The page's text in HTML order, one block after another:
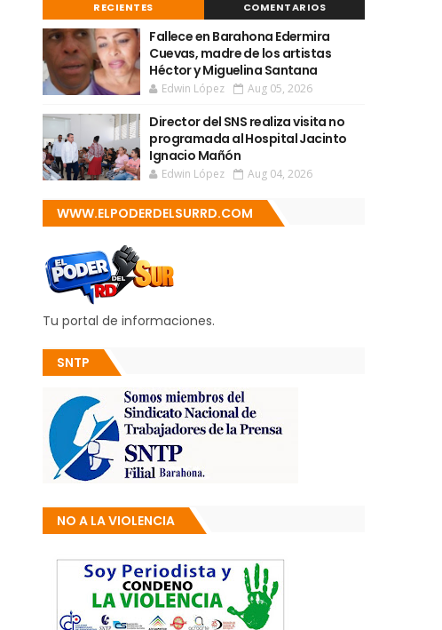
RECIENTES COMENTARIOS
Fallece en Barahona Edermira
Cuevas, madre de los artistas
Héctor y Miguelina Santana
Edwin López Aug 05, 2026
Director del SNS realiza visita no
programada al Hospital Jacinto
Ignacio Mañón
Edwin López Aug 04, 2026
WWW.ELPODERDELSURRD.COM
Tu portal de informaciones.
SNTP
NO A LA VIOLENCIA